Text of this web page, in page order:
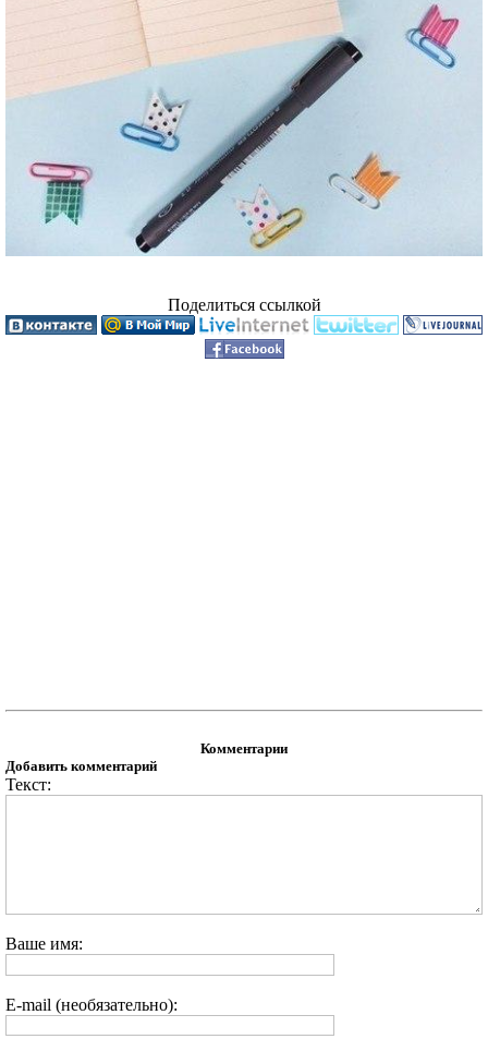
Поделиться ссылкой
Комментарии
Добавить комментарий
Текст:
Ваше имя:
E-mail (необязательно):